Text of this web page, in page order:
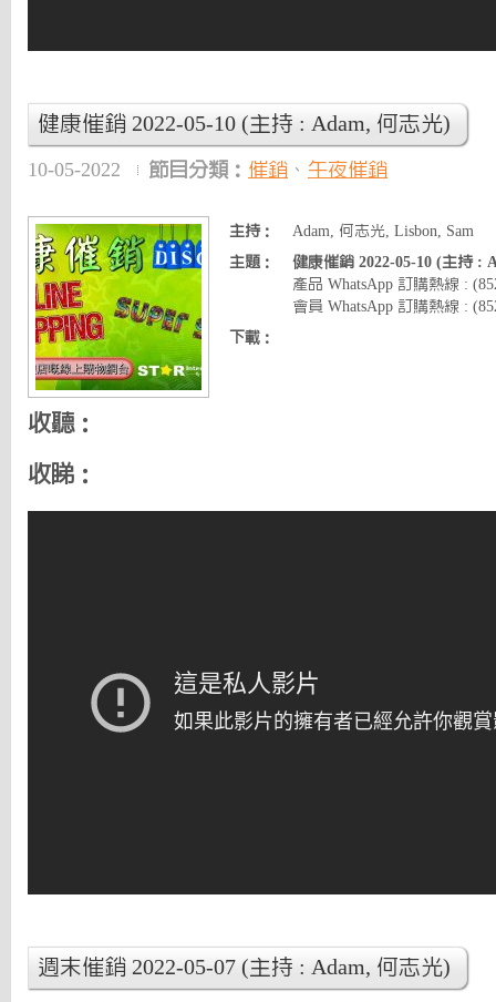
健康催銷 2022-05-10 (主持 : Adam, 何志光)
10-05-2022 節目分類： 催銷 、 午夜催銷
主持：
Adam, 何志光, Lisbon, Sam
主題：
健康催銷 2022-05-10 (主持 :
產品 WhatsApp 訂購熱線 :
會員 WhatsApp 訂購熱線 :
下載：
收聽：
收睇：
週末催銷 2022-05-07 (主持 : Adam, 何志光)